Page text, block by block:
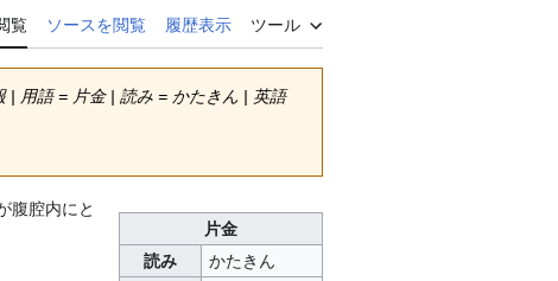
覧 ソースを閲覧 履歴表示 ツール
| 用語 = 片金 | 読み = かたきん | 英語
片金
読み
かたきん
腹腔内にと